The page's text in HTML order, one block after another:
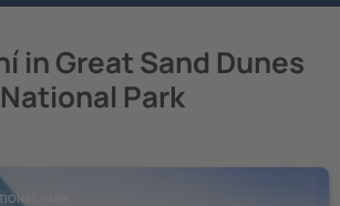
in Great Sand Dunes
National Park
PARK